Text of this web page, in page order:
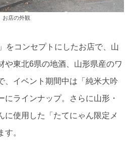
お店の外観
をコンセプトにしたお店で、山
や東北6県の地酒、山形県産のワ
、イベント期間中は「純米大吟
にラインナップ。さらに山形・
に使用した「たてにゃん限定メ
。